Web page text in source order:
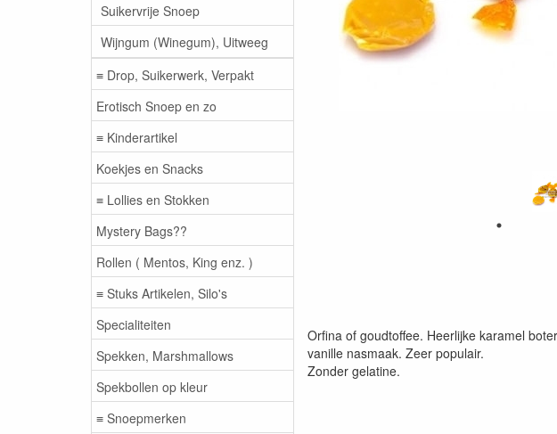
Suikervrije Snoep
Wijngum (Winegum), Uitweeg
≡ Drop, Suikerwerk, Verpakt
Erotisch Snoep en zo
≡ Kinderartikel
Koekjes en Snacks
≡ Lollies en Stokken
Mystery Bags??
Rollen ( Mentos, King enz. )
≡ Stuks Artikelen, Silo's
Specialiteiten
Spekken, Marshmallows
Spekbollen op kleur
≡ Snoepmerken
Orfina of goudtoffee. Heerlijke karamel
vanille nasmaak. Zeer populair.
Zonder gelatine.